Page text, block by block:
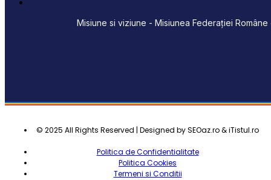
Misiune si viziune - Misiunea Federației
© 2025 All Rights Reserved | Designed by SEOaz.ro & iTistul.ro
Politica de Confidentialitate
Politica Cookies
Termeni si Conditii